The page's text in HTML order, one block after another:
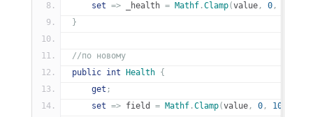
set => _health = Mathf.Clamp(value, 0,
}
//по новому
public int Health {
get ;
set => field = Mathf.Clamp(value, 0, 100